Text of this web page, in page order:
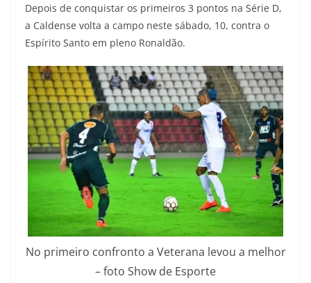
Depois de conquistar os primeiros 3 pontos na Série D,
a Caldense volta a campo neste sábado, 10, contra o
Espírito Santo em pleno Ronaldão.
No primeiro confronto a Veterana levou a melhor
– foto Show de Esporte